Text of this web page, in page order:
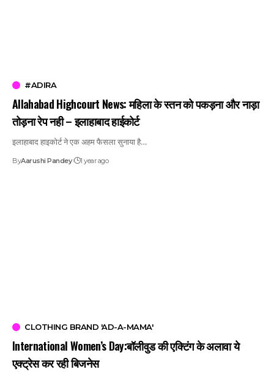
#ADIRA
Allahabad Highcourt News: महिला के स्तन को पकड़ना और नाड़ा
तोड़ना रेप नही – इलाहाबाद हाईकोर्ट
इलाहाबाद हाइकोर्ट ने एक अहम फैसला सुनाया है…
ByAarushi Pandey 1 year ago
CLOTHING BRAND 'AD-A-MAMA'
International Women’s Day:बॉलीवुड की एक्टिंग के अलावा ये
एक्ट्रेस कर रही बिजनेस